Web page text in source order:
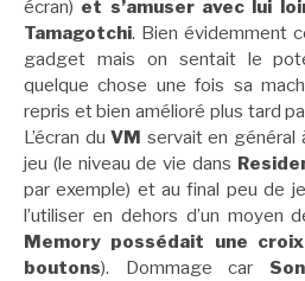
écran) et s’amuser avec lui
Tamagotchi. Bien évidemment
gadget mais on sentait le
quelque chose une fois sa
repris et bien amélioré plus tard
L’écran duVM servait en général
jeu (le niveau de vie dans
par exemple) et au final peu de
l’utiliser en dehors d’un moyen
Memory possédait une
boutons). Dommage car